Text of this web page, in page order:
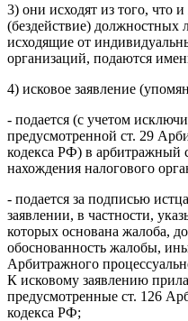
3) они исходят из того, что
(бездействие) должностных
исходящие от
организаций, подаются
4) исковое заявление
- подается (с учетом
предусмотренной ст. 29
кодекса РФ) в арбитражный
нахождения налогового
- подается за подписью
заявлении, в частности,
которых основана жалоба,
обоснованность жалобы,
Арбитражного
К исковому заявлению
предусмотренные ст. 126
кодекса РФ;